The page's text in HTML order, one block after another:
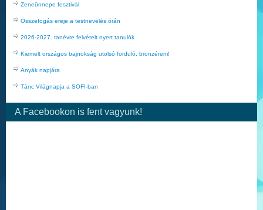
Zeneünnepe fesztivál
Összefogás ereje a testnevelés órán
2026-2027. tanévre felvételt nyert tanulók
Kiemelt országos bajnokság utolsó forduló, bronzérem!
Anyák napjára
Tánc Világnapja a SOFI-ban
A Facebookon is fent vagyunk!